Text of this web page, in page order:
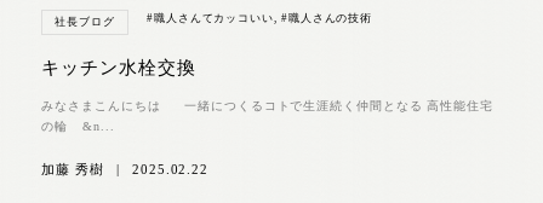
社長ブログ #職人さんてカッコいい, #職人さんの技術
キッチン水栓交換
みなさまこんにちは 一緒につくるコトで生涯続く仲間となる 高性能住宅
の輪 &n...
加藤 秀樹 2025.02.22